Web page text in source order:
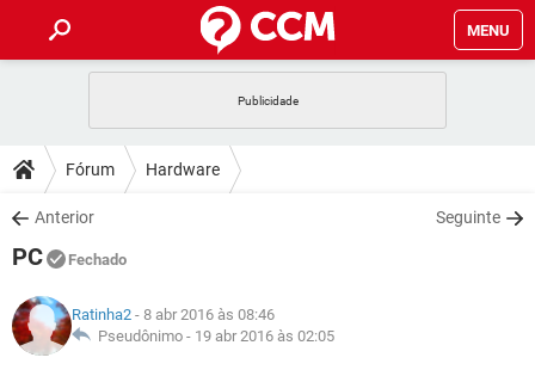
MENU
CELULAR
OUTLOOK
INSTAGRAM
GUIA DE COMPRAS
DICAS
JOGOS
INSTAGRAM
GUIA DE COMPRAS
DOWNLOADS
JOGOS
CELULAR
OUTLOOK EXCEL
FÓRUM
JOGOS
CELULAR
GLOSSÁRIO
Fórum Hardware
Anterior Seguinte
PC Fechado
Ratinha2 - 8 abr 2016 às 08:46
Pseudônimo - 19 abr 2016 às 02:05